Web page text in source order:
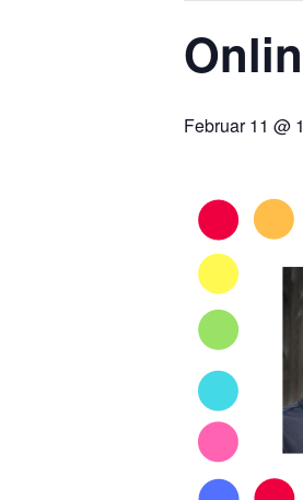
Februar 11 @